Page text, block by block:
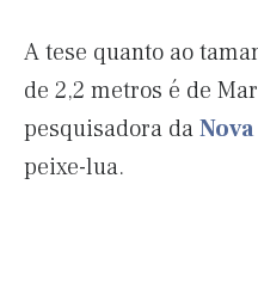
A tese quanto ao
de 2,2 metros é de
pesquisadora da
peixe-lua.